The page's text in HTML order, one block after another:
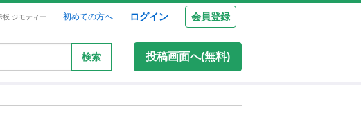
板 ジモティー 初めての方へ ログイン 会員登録
検索 投稿画面へ(無料)